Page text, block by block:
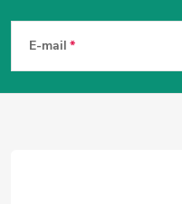
b
l
E-mail